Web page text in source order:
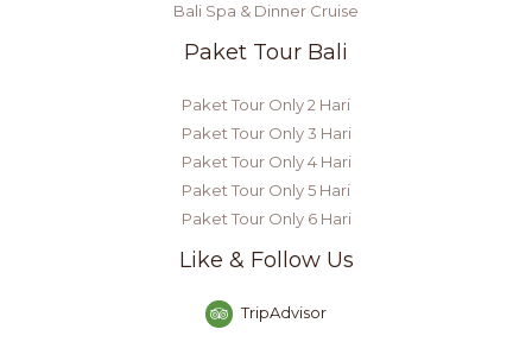
Bali Spa & Dinner Cruise
Paket Tour Bali
Paket Tour Only 2 Hari
Paket Tour Only 3 Hari
Paket Tour Only 4 Hari
Paket Tour Only 5 Hari
Paket Tour Only 6 Hari
Like & Follow Us
TripAdvisor